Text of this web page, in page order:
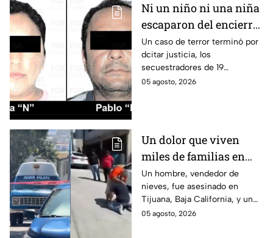
Ni un niño ni una niña
escaparon del encierro:
así cayó la pareja que
retenía a 19 migrantes
en Puebla
Un caso de terror terminó por
dcitar justicia, los
secuestradores de 19
migrantes recibieron una
05 agosto, 2026
Un dolor que viven
miles de familias en
México: Así se
enteraron los
familiares de un
vendedor de nieves de
Un hombre, vendedor de
nieves, fue asesinado en
Tijuana, Baja California, y un
reportero captó el momento
05 agosto, 2026